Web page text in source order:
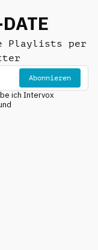
Playlists per
Abonnieren
ich Intervox